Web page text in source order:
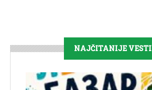
NAJČITANIJE VESTI